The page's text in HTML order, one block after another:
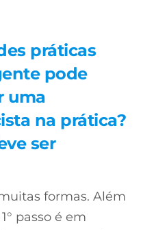
práticas
pode
uma
na prática?
ser
formas. Além
passo é em